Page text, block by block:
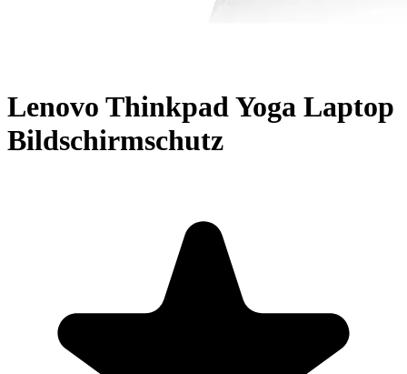
Lenovo Thinkpad Yoga Laptop
Bildschirmschutz